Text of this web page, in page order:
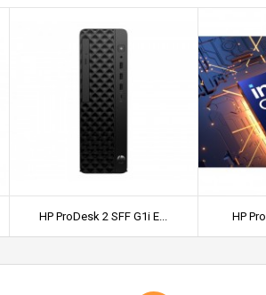
HP ProDesk 2 SFF G1i E... HP